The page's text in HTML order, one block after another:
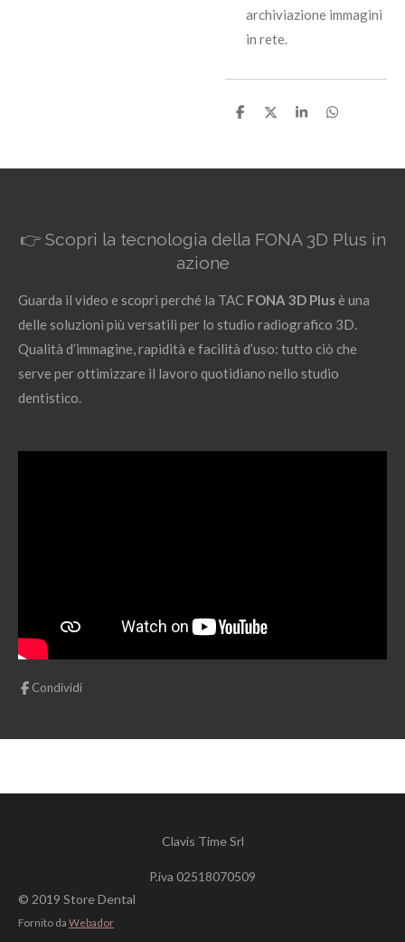
archiviazione immagini
in rete.
C
i
C
i
C
i
C
i
👉 Scopri la tecnologia della FONA 3D Plus in
azione
Guarda il video e scopri perché la TAC FONA 3D Plusè una
delle soluzioni più versatili per lo studio radiografico 3D.
Qualità d’immagine, rapidità e facilità d’uso: tutto ciò che
serve per ottimizzare il lavoro quotidiano nello studio
dentistico.
Condividi
Clavis Time Srl
P.iva 02518070509
© 2019 Store Dental
Fornito da Webador